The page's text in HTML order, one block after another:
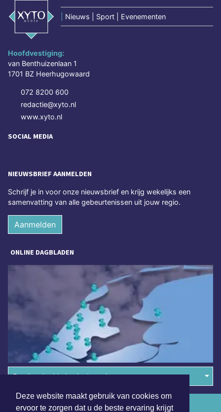
Deze website maakt gebruik van cookies om
ervoor te zorgen dat u de beste ervaring krijgt
Nieuws | Sport | Evenementen
Hoofdvestiging:
van Benthuizenlaan 1
1701 BZ Heerhugowaard
072 8200 600
redactie@xyto.nl
www.xyto.nl
SOCIAL MEDIA
NIEUWSBRIEF AANMELDEN
Schrijf je in voor onze nieuwsbrief en krijg wekelijks een
samenvatting van alle gebeurtenissen uit jouw regio.
Aanmelden
ONLINE DAGBLADEN
Overige dagbladen in de regio
Algemene voorwaarden